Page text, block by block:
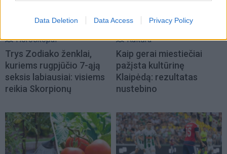
Data Deletion Data Access Privacy Policy
Horoskopai
Trys Zodiako ženklai,
kuriems rugpjūčio 7-ąją
seksis labiausiai: visiems
reikia Skorpionų
Kultūra
Kaip gerai miestiečiai
pažįsta kultūrinę
Klaipėdą: rezultatas
nustebino